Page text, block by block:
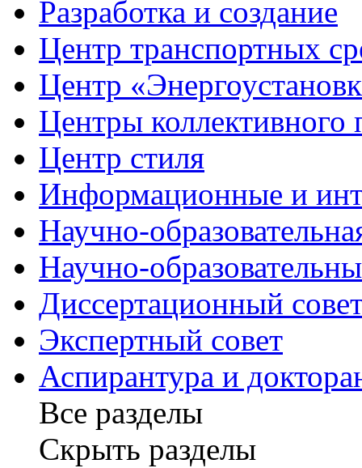
Разработка и создание
Центр транспортных
Центр
Центры коллективного
Центр стиля
Информационные и
Научно-
Научно-
Диссертационный
Экспертный совет
Аспирантура и
Все разделы
Скрыть разделы